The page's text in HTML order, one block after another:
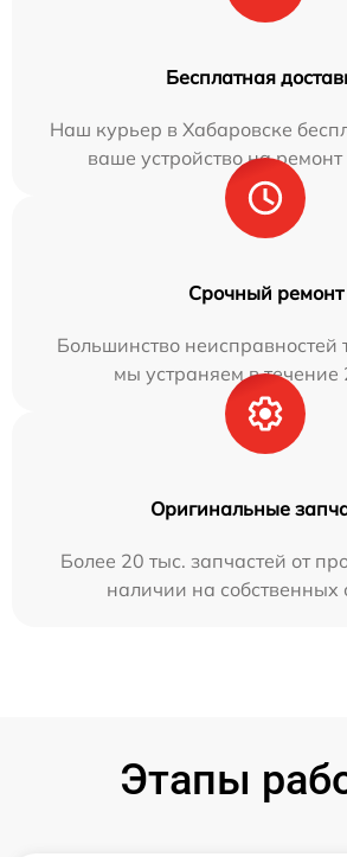
Бесплатная
Наш курьер в Хабаровске
ваше устройство на
Срочный ремонт
Большинство неисправностей
мы устраняем в течение
Оригинальные
Более 20 тыс. запчастей от
наличии на собственных
Этапы